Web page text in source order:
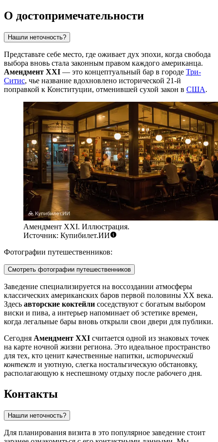
О достопримечательности
Нашли неточность?
Представьте себе место, где оживает дух эпохи, когда свобода
выбора вновь стала законным правом каждого американца.
Амендмент XXI — это концептуальный бар в городе Три-
Ситис, чье название вдохновлено исторической 21-й
поправкой к Конституции, отменившей сухой закон в США.
Амендмент XXI. Иллюстрация.
Источник: Купибилет.ИИ
Фотографии путешественников:
Смотреть фотографии путешественников
Заведение специализируется на воссоздании атмосферы
классических американских баров первой половины XX века.
Здесь авторские коктейли соседствуют с богатым выбором
виски и пива, а интерьер напоминает об эстетике времен,
когда легальные бары вновь открыли свои двери для публики.
Сегодня Амендмент XXI считается одной из знаковых точек
на карте ночной жизни региона. Это идеальное пространство
для тех, кто ценит качественные напитки, исторический
контекст и уютную, слегка ностальгическую обстановку,
располагающую к неспешному отдыху после рабочего дня.
Контакты
Нашли неточность?
Для планирования визита в это популярное заведение стоит